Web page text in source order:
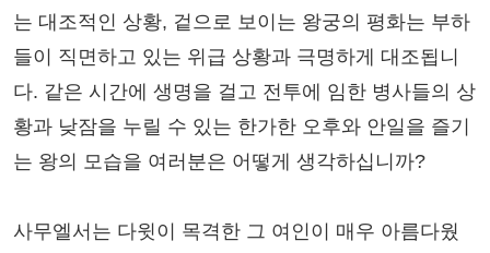
는 대조적인 상황, 겉으로 보이는 왕궁의 평화는 부하
들이 직면하고 있는 위급 상황과 극명하게 대조됩니
다. 같은 시간에 생명을 걸고 전투에 임한 병사들의 상
황과 낮잠을 누릴 수 있는 한가한 오후와 안일을 즐기
는 왕의 모습을 여러분은 어떻게 생각하십니까?
사무엘서는 다윗이 목격한 그 여인이 매우 아름다웠